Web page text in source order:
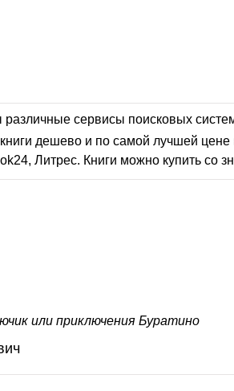
сервисы поисковых
дешево и по самой лучшей цене
Литрес. Книги можно купить со
или приключения Буратино